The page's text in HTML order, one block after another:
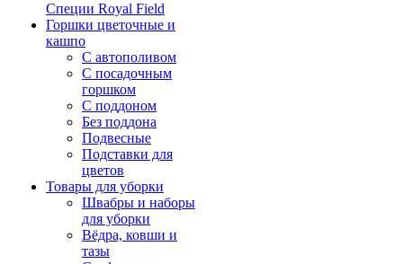
Специи Royal Field
Горшки цветочные и
кашпо
С автополивом
С посадочным
горшком
С поддоном
Без поддона
Подвесные
Подставки для
цветов
Товары для уборки
Швабры и наборы
для уборки
Вёдра, ковши и
тазы